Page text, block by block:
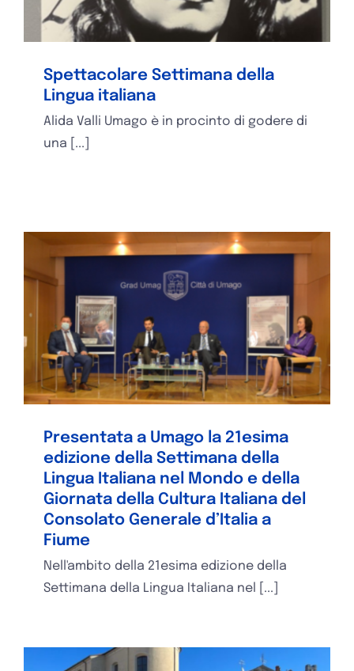
Spettacolare Settimana della
Lingua italiana
Alida Valli Umago è in procinto di godere di
una [...]
Presentata a Umago la 21esima
edizione della Settimana della
Lingua Italiana nel Mondo e della
Giornata della Cultura Italiana del
Consolato Generale d’Italia a
Fiume
Nell'ambito della 21esima edizione della
Settimana della Lingua Italiana nel [...]